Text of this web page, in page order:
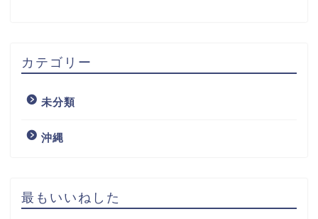
カテゴリー
未分類
沖縄
最もいいねした